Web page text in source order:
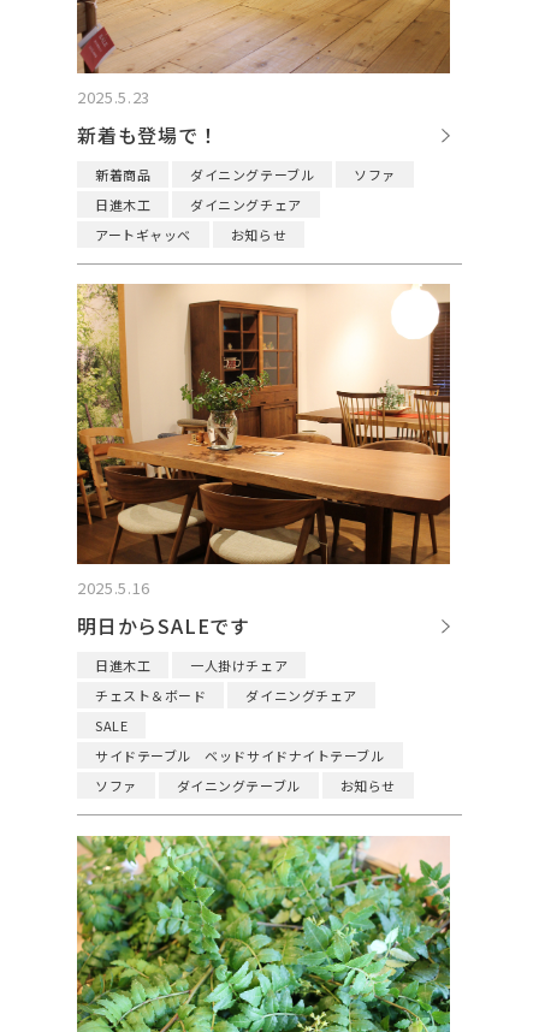
2025.5.23
新着も登場で！
新着商品 ダイニングテーブル ソファ
日進木工 ダイニングチェア
アートギャッベ お知らせ
2025.5.16
明日からSALEです
日進木工 一人掛けチェア
チェスト＆ボード ダイニングチェア
SALE
サイドテーブル ベッドサイドナイトテーブル
ソファ ダイニングテーブル お知らせ